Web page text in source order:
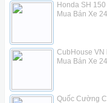
Honda SH
Mua Bán Xe
CubHouse VN
Mua Bán Xe
Quốc Cường